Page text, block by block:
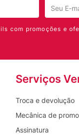
com promoções e
Serviços
Troca e devolução
Mecânica de
Assinatura